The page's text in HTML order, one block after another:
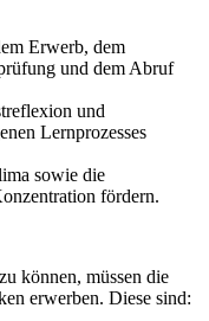
Erwerb, dem
und dem Abruf
und
Lernprozesses
sowie die
fördern.
können, müssen die
erwerben. Diese sind: